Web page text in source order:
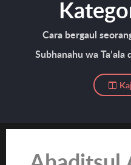
Cara bergaul
Subhanahu wa Ta’ala